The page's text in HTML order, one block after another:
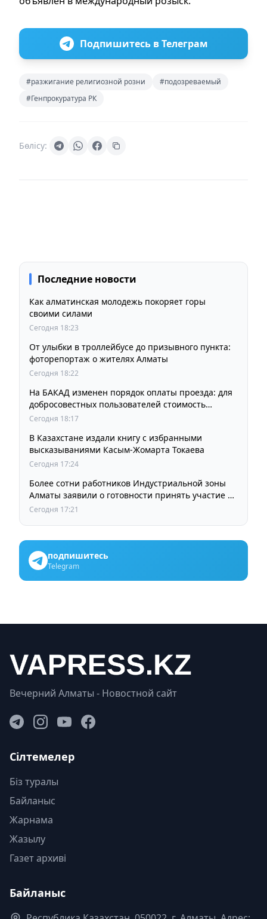
Подпишитесь в Телеграм
#разжигание религиозной розни
#подозреваемый
#Генпрокуратура РК
Бөлісу:
Последние новости
Как алматинская молодежь покоряет горы
своими силами
Сегодня 18:23
От улыбки в троллейбусе до призывного пункта:
фоторепортаж о жителях Алматы
Сегодня 18:22
На БАКАД изменен порядок оплаты проезда: для
добросовестных пользователей стоимость
остается прежней
Сегодня 18:17
В Казахстане издали книгу с избранными
высказываниями Касым-Жомарта Токаева
Сегодня 17:24
Более сотни работников Индустриальной зоны
Алматы заявили о готовности принять участие в
выборах членов Курылтая
Сегодня 17:21
подпишитесь
Telegram
Вечерний Алматы - Новостной сайт
Сілтемелер
Біз туралы
Байланыс
Жарнама
Жазылу
Газет архиві
Байланыс